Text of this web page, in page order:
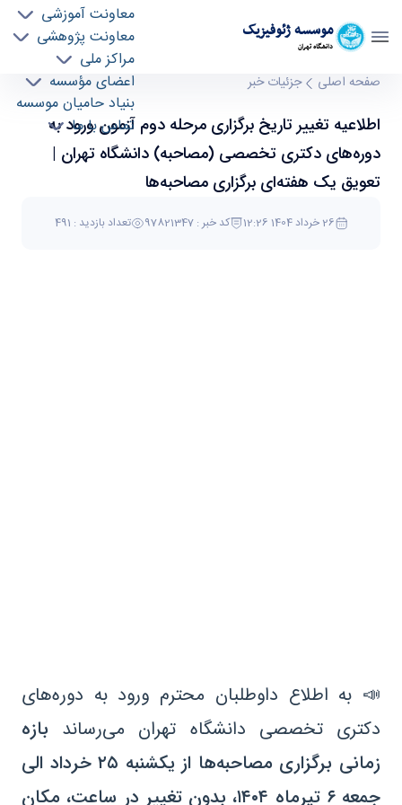
موسسه ژئوفيزيک
دانشگاه تهران
معاونت آموزشی
معاونت پژوهشی
مراکز ملی
اعضای مؤسسه
بنیاد حامیان موسسه
تماس با ما
اطلاعیه تغییر تاریخ برگزاری مرحله دوم آزمون ورود
به دوره‌های دکتری تخصصی (مصاحبه) دانشگاه
تهران | تعویق یک هفته‌ای برگزاری مصاحبه‌ها -
موسسه ژئو فیزیک geophysics
صفحه اصلی جزئیات خبر
اطلاعیه تغییر تاریخ برگزاری مرحله دوم آزمون ورود به
دوره‌های دکتری تخصصی (مصاحبه) دانشگاه تهران |
تعویق یک هفته‌ای برگزاری مصاحبه‌ها
26 خرداد 1404 12:26 کد خبر : 97821347 تعداد بازدید : 491
📣 به اطلاع داوطلبان محترم ورود به دوره‌های
دکتری تخصصی دانشگاه تهران می‌رساند بازه
زمانی برگزاری مصاحبه‌ها از یکشنبه ۲۵ خرداد الی
جمعه ۶ تیرماه ۱۴۰۴، بدون تغییر در ساعت، مکان